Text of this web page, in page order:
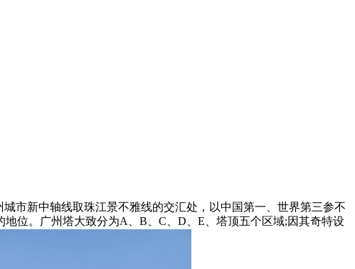
城市新中轴线取珠江景不雅线的交汇处，以中国第一、世界第三参不
位。广州塔大致分为A、B、C、D、E、塔顶五个区域;因其奇特设